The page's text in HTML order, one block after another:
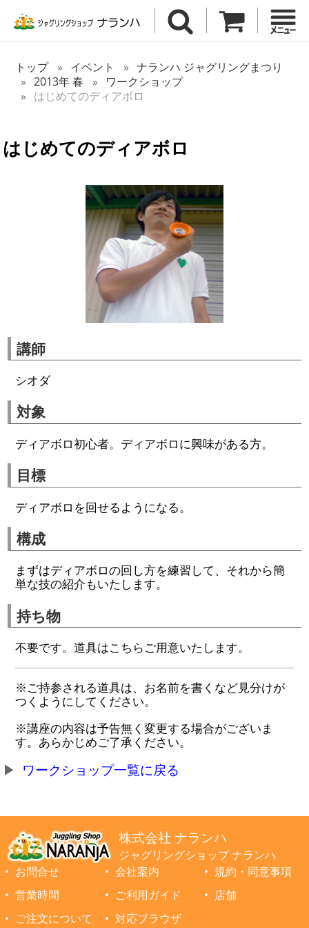
トップ イベント
ナランハ ジャグリングまつり
2013年 春
ワークショップ
はじめてのディアボロ
はじめてのディアボロ
講師
シオダ
対象
ディアボロ初心者。ディアボロに興味がある方。
目標
ディアボロを回せるようになる。
構成
まずはディアボロの回し方を練習して、それから簡
単な技の紹介もいたします。
持ち物
不要です。道具はこちらご用意いたします。
※ご持参される道具は、お名前を書くなど見分けが
つくようにしてください。
※講座の内容は予告無く変更する場合がございま
す。あらかじめご了承ください。
ワークショップ一覧に戻る
株式会社 ナランハ
ジャグリングショップ ナランハ
お問合せ
会社案内
規約・同意事項
営業時間
ご利用ガイド
店舗
ご注文について
対応ブラウザ